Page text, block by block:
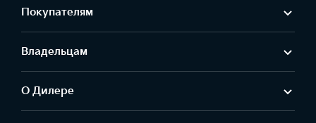
Покупателям
Владельцам
О Дилере